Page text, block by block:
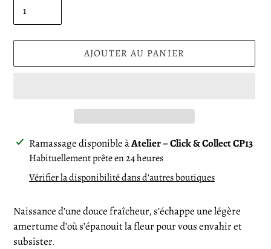
AJOUTER AU PANIER
Ajout
d'un
produit
panier
Ramassage disponible àAtelier – Click & Collect CP13
Habituellement prête en 24 heures
Vérifier la disponibilité dans d'autres boutiques
Naissance d’une douce fraîcheur, s’échappe une légère
amertume d’où s’épanouit la fleur pour vous envahir et
subsister.